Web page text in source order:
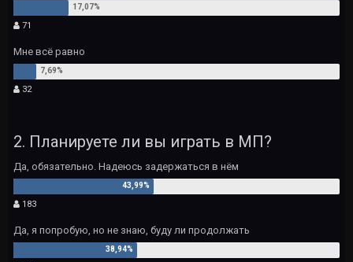
71
Мне всё равно
32
2. Планируете ли вы играть в МП?
Да, обязательно. Надеюсь задержаться в нём
183
Да, я попробую, но не знаю, буду ли продолжать